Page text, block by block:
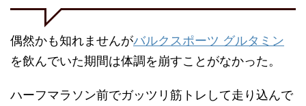
偶然かも知れませんがバルクスポーツ グルタミン
を飲んでいた期間は体調を崩すことがなかった。
ハーフマラソン前でガッツリ筋トレして走り込んで